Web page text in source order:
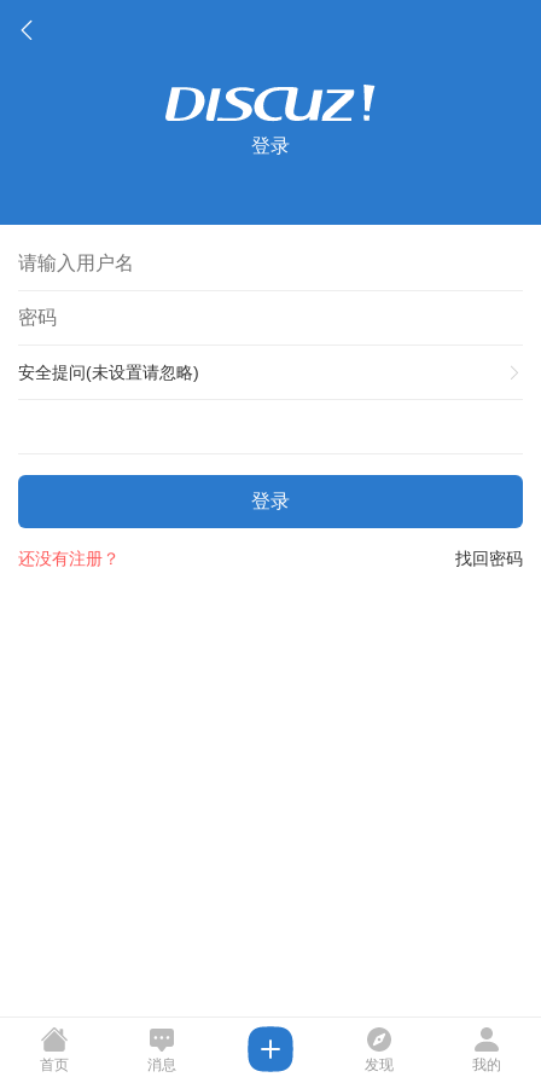
登录
安全提问(未设置请忽略)
登录
找回密码
还没有注册？
首页 消息 发现 我的